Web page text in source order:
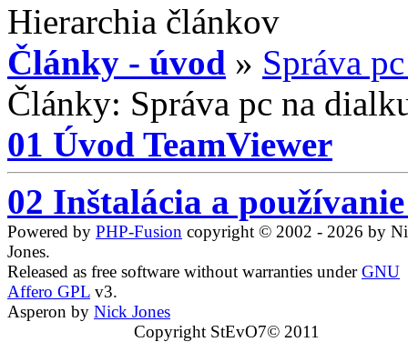
Hierarchia článkov
Články - úvod » Správa
Články: Správa pc na
01 Úvod TeamViewer
02 Inštalácia a
Powered by PHP-Fusion copyright © 2002 - 2026 by
Jones.
Released as free software without warranties underGNU
Affero GPL v3.
Asperon by Nick Jones
Copyright StEvO7© 2011